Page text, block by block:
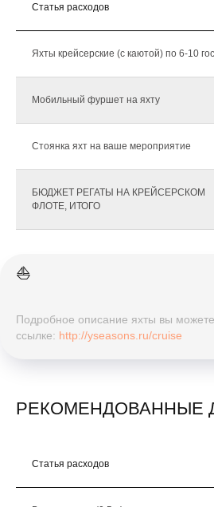
Статья расходов
Яхты крейсерские (с каютой) по 6-10
Мобильный фуршет на яхту
Стоянка яхт на ваше мероприятие
БЮДЖЕТ РЕГАТЫ НА КРЕЙСЕРСКОМ
ФЛОТЕ, ИТОГО
⛵️
Подробное описание яхты вы
ссылке: http://yseasons.ru/cruise
РЕКОМЕНДОВАННЫЕ
Статья расходов